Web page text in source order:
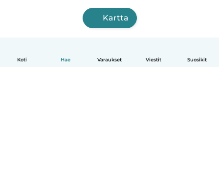
Koti Hae Varaukset Viestit Suosikit
Kartta